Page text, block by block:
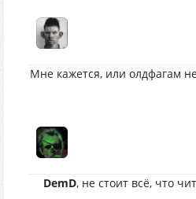
Мне кажется, или олдфагам
DemD, не стоит всё, что